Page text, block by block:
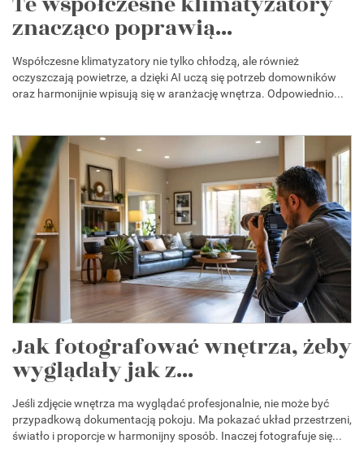
znacząco poprawią...
Współczesne klimatyzatory nie tylko chłodzą, ale również
oczyszczają powietrze, a dzięki AI uczą się potrzeb domowników
oraz harmonijnie wpisują się w aranżację wnętrza. Odpowiednio...
Jak fotografować wnętrza, żeby
wyglądały jak z...
Jeśli zdjęcie wnętrza ma wyglądać profesjonalnie, nie może być
przypadkową dokumentacją pokoju. Ma pokazać układ przestrzeni,
światło i proporcje w harmonijny sposób. Inaczej fotografuje się...